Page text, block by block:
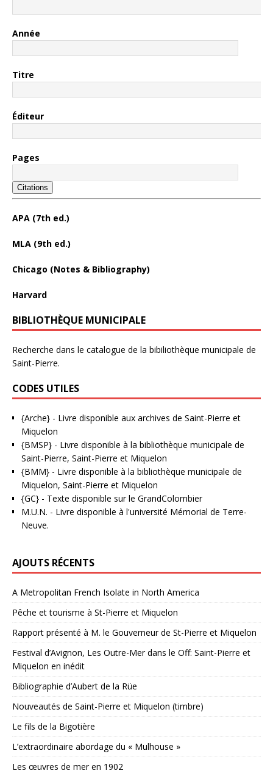
Année
Titre
Éditeur
Pages
Citations
APA (7th ed.)
MLA (9th ed.)
Chicago (Notes & Bibliography)
Harvard
BIBLIOTHÈQUE MUNICIPALE
Recherche dans le catalogue de la bibiliothèque municipale de
Saint-Pierre.
CODES UTILES
{Arche} - Livre disponible aux archives de Saint-Pierre et
Miquelon
{BMSP} - Livre disponible à la bibliothèque municipale de
Saint-Pierre, Saint-Pierre et Miquelon
{BMM} - Livre disponible à la bibliothèque municipale de
Miquelon, Saint-Pierre et Miquelon
{GC} - Texte disponible sur le GrandColombier
M.U.N. - Livre disponible à l'université Mémorial de Terre-
Neuve.
AJOUTS RÉCENTS
A Metropolitan French Isolate in North America
Pêche et tourisme à St-Pierre et Miquelon
Rapport présenté à M. le Gouverneur de St-Pierre et Miquelon
Festival d’Avignon, Les Outre-Mer dans le Off: Saint-Pierre et
Miquelon en inédit
Bibliographie d’Aubert de la Rüe
Nouveautés de Saint-Pierre et Miquelon (timbre)
Le fils de la Bigotière
L’extraordinaire abordage du « Mulhouse »
Les œuvres de mer en 1902